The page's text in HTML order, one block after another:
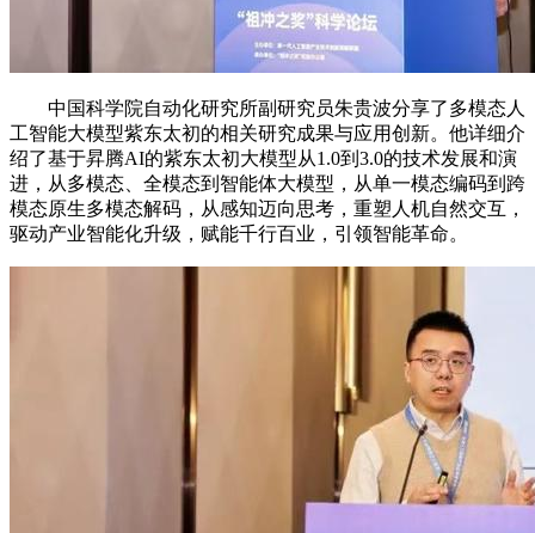
中国科学院自动化研究所副研究员朱贵波分享了多模态人
工智能大模型紫东太初的相关研究成果与应用创新。他详细介
绍了基于昇腾AI的紫东太初大模型从1.0到3.0的技术发展和演
进，从多模态、全模态到智能体大模型，从单一模态编码到跨
模态原生多模态解码，从感知迈向思考，重塑人机自然交互，
驱动产业智能化升级，赋能千行百业，引领智能革命。